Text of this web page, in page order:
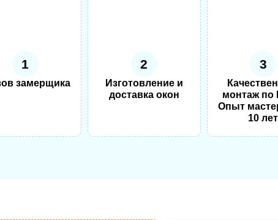
1
замерщика
2
Изготовление и
доставка окон
3
монтаж по
Опыт
10 лет